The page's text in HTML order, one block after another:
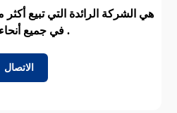
في جميع أنحاء العالم .
الاتصال